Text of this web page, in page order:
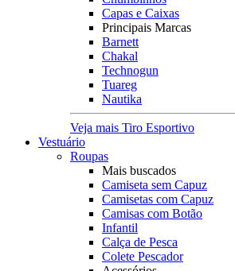
Capas e Caixas
Principais Marcas
Barnett
Chakal
Technogun
Tuareg
Nautika
Veja mais Tiro Esportivo
Vestuário
Roupas
Mais buscados
Camiseta sem Capuz
Camisetas com Capuz
Camisas com Botão
Infantil
Calça de Pesca
Colete Pescador